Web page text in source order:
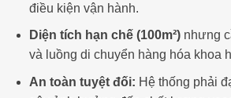
điều kiện vận hành.
Diện tích hạn chế (100m²)nhưng
và luồng di chuyển hàng hóa khoa
An toàn tuyệt đối: Hệ thống phải